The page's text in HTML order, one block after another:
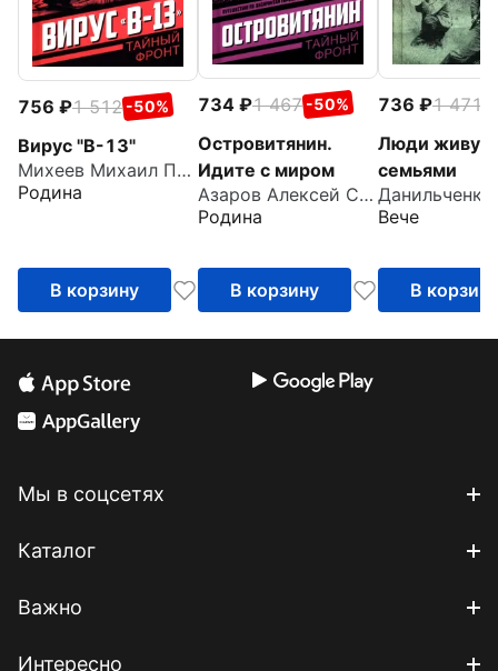
756 1 512 -50%
Вирус "В-13"
Михеев Михаил Петрович
Родина
В корзину
734 1 467 -50%
Островитянин.
Идите с миром
Азаров Алексей Сергеевич
Родина
В корзину
736 1 471
Люди живут
семьями
Вече
В корзину
Мы в соцсетях
Каталог
Важно
Интересно